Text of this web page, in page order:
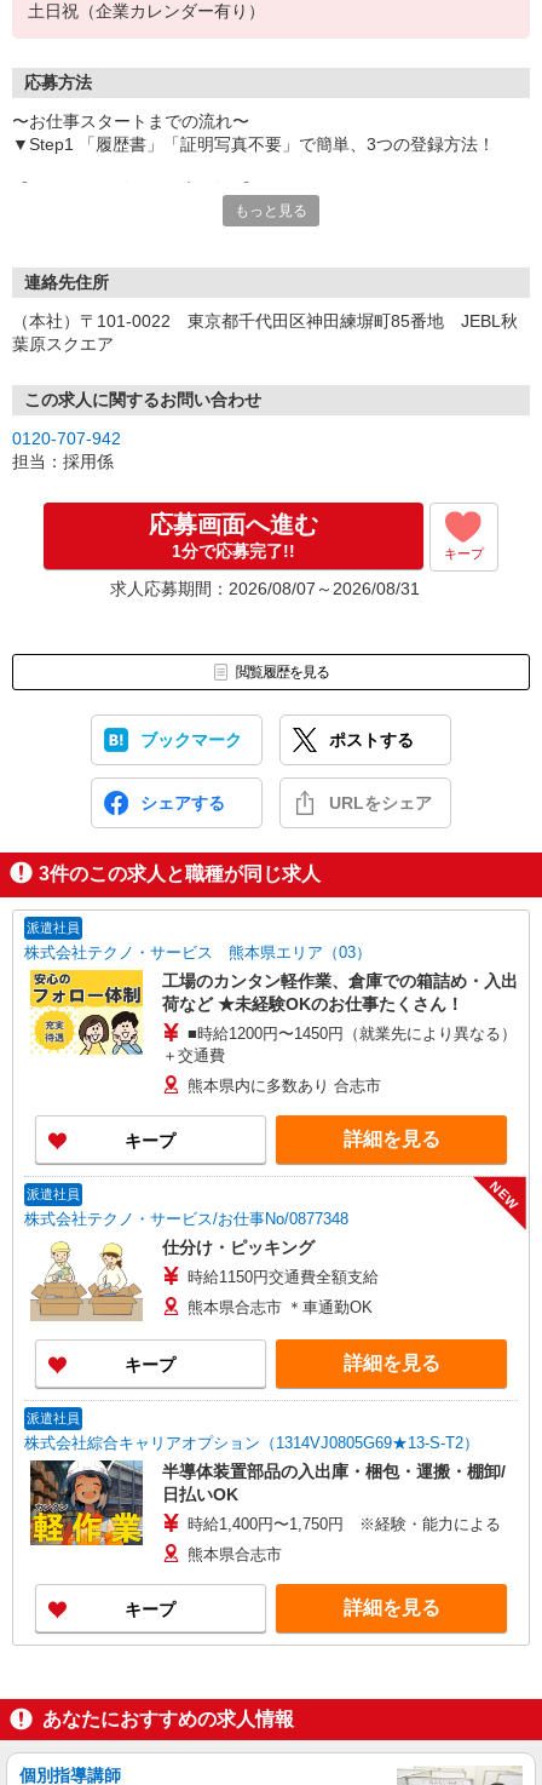
土日祝（企業カレンダー有り）
応募方法
〜お仕事スタートまでの流れ〜
▼Step1 「履歴書」「証明写真不要」で簡単、3つの登録方法！
いつでも好きな時間に登録OK
受付時間/平日9:00〜19:00
【来場登録（目安1時間30分）】
▼Step2 全国にあるお仕事の中から、あなたにピッタリのお仕事を
ご案内
▼Step3 就業前に職場見学で気になる事はしっかりチェック！
応募⇒最短で2日後からの勤務も可能です！
もっと見る
連絡先住所
（本社）〒101-0022 東京都千代田区神田練塀町85番地 JEBL秋
葉原スクエア
この求人に関するお問い合わせ
0120-707-942
担当：採用係
応募画面へ進む
1分で応募完了!! キープ
求人応募期間：2026/08/07～2026/08/31
閲覧履歴を見る
ブックマーク ポストする
シェアする URLをシェア
3件のこの求人と職種が同じ求人
派遣社員
株式会社テクノ・サービス 熊本県エリア（03）
工場のカンタン軽作業、倉庫での箱詰め・入出
荷など ★未経験OKのお仕事たくさん！
■時給1200円〜1450円（就業先により異なる）
＋交通費
熊本県内に多数あり 合志市
キープ 詳細を見る
派遣社員
株式会社テクノ・サービス/お仕事No/0877348
NEW
仕分け・ピッキング
時給1150円交通費全額支給
熊本県合志市 ＊車通勤OK
キープ 詳細を見る
派遣社員
株式会社綜合キャリアオプション（1314VJ0805G69★13-S-T2）
半導体装置部品の入出庫・梱包・運搬・棚卸/
日払いOK
時給1,400円〜1,750円 ※経験・能力による
熊本県合志市
キープ 詳細を見る
あなたにおすすめの求人情報
個別指導講師